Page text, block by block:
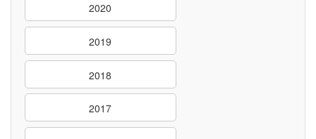
2020
2019
2018
2017